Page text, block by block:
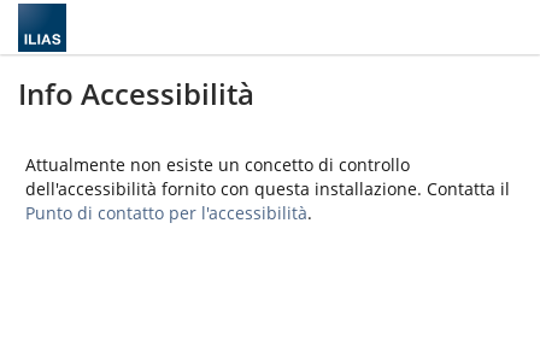
Info Accessibilità
Attualmente non esiste un concetto di controllo
dell'accessibilità fornito con questa installazione. Contatta il
Punto di contatto per l'accessibilità.